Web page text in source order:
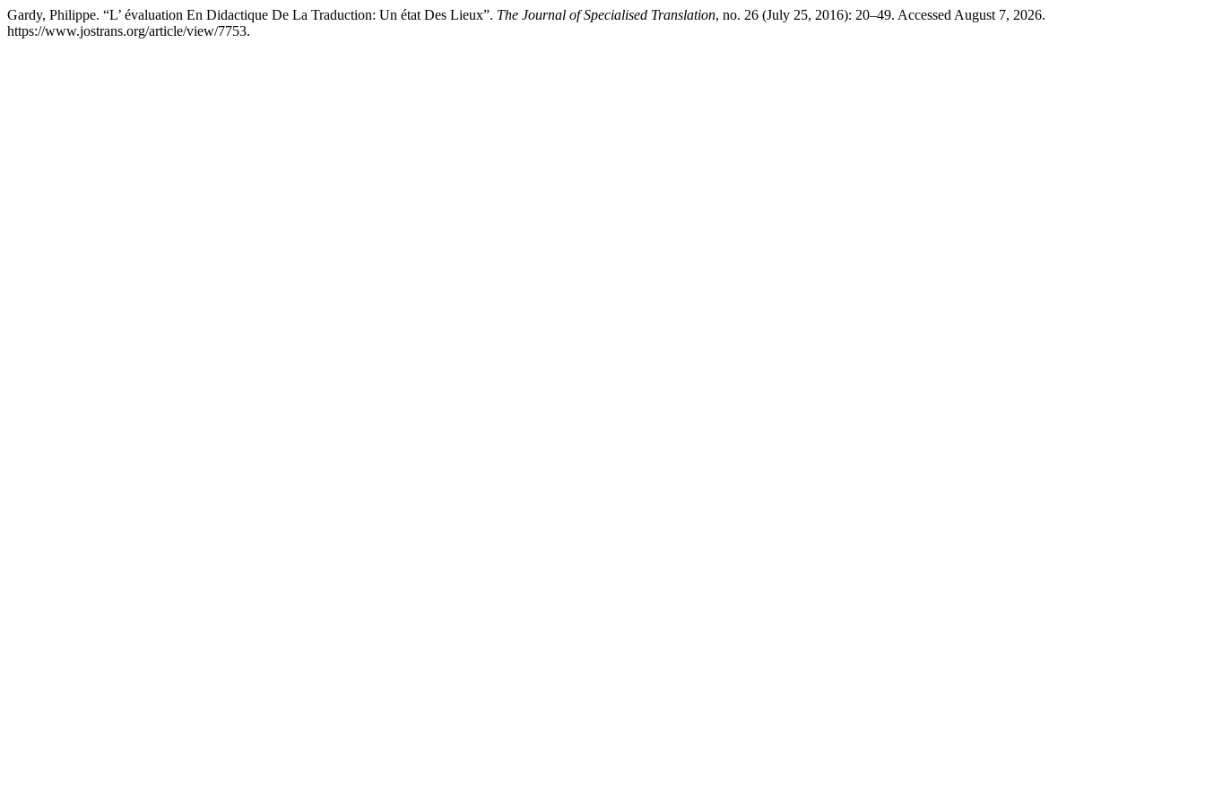
Gardy, Philippe. “L’ évaluation En Didactique De La Traduction: Un état Des Lieux”. The Journal of Specialised Translation, no. 26 (July 25, 2016): 20–49. Accessed August 7, 2026.
https://www.jostrans.org/article/view/7753.